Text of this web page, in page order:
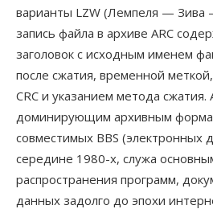
варианты LZW (Лемпеля — Зива
запись файла в архиве ARC
заголовок с исходным именем
после сжатия, временной
CRC и указанием метода сжатия.
доминирующим архивным
совместимых BBS (электронных
середине 1980-х, служа
распространения программ,
данных задолго до эпохи